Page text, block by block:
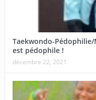
Taekwondo-Pédophilie/
est pédophile !
décembre 22, 2021